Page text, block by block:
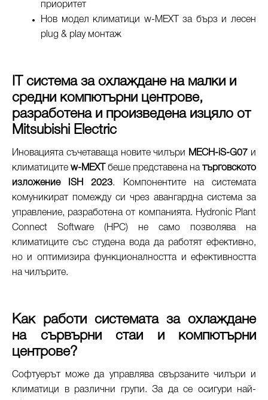
приоритет
Нов модел климатици w-MEXT за бърз и лесен
plug & play монтаж
IT система за охлаждане на малки и
средни компютърни центрове,
разработена и произведена изцяло от
Mitsubishi Electric
Иновацията съчетаваща новите чилъри MECH-iS-G07 и
климатиците w-MEXT беше представена на търговското
изложение ISH 2023. Компонентите на системата
комуникират помежду си чрез авангардна система за
управление, разработена от компанията. Hydronic Plant
Connect Software (HPC) не само позволява на
климатиците със студена вода да работят ефективно,
но и оптимизира функционалността и ефективността
на чилърите.
Как работи системата за охлаждане
на сървърни стаи и компютърни
центрове?
Софтуерът може да управлява свързаните чилъри и
климатици в различни групи. За да се осигури най-